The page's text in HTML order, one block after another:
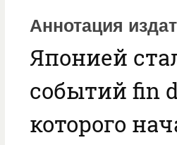
Аннотация
Японией
событий fin
которого